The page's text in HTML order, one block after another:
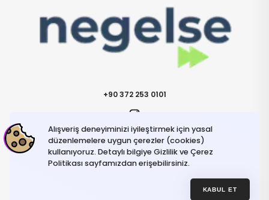
Alışveriş deneyiminizi iyileştirmek için yasal
düzenlemelere uygun çerezler (cookies)
kullanıyoruz. Detaylı bilgiye Gizlilik ve Çerez
Politikası sayfamızdan erişebilirsiniz.
KABUL ET
+90 372 253 0101
İletişime Geçininfo@negelse.com